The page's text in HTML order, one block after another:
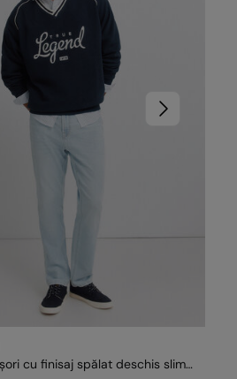
Blugi ultraușori cu finisaj spălat deschis slim fit